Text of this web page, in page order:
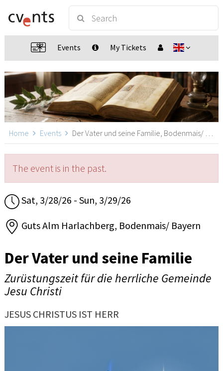
Events My Tickets
Home Events Der Vater und seine Familie, Bodenmais/ Bayern
The event is in the past.
Sat, 3/28/26 - Sun, 3/29/26
Guts Alm Harlachberg, Bodenmais/ Bayern
Der Vater und seine Familie
Zurüstungszeit für die herrliche Gemeinde
Jesu Christi
JESUS CHRISTUS IST HERR